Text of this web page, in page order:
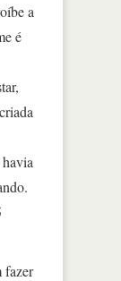
a
é
fazer